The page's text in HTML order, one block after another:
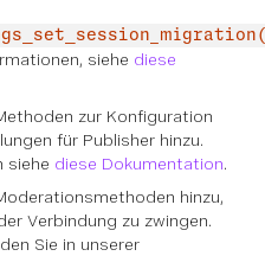
siehe diese
zur Konfiguration
für Publisher hinzu.
siehe diese Dokumentation.
hinzu,
Verbindung zu zwingen.
Sie in unserer